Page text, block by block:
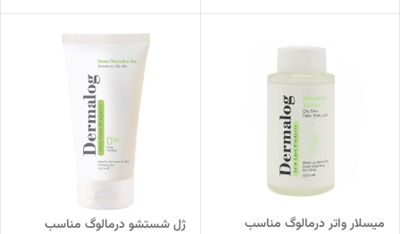
میسلار واتر درمالوگ مناسب
ژل شستشو درمالوگ مناسب